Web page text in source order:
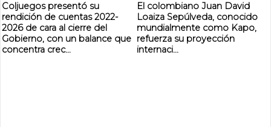
TWITTER
INSTAGRAM
YOUTUBE
Coljuegos presentó su
rendición de cuentas 2022-
2026 de cara al cierre del
Gobierno, con un balance que
concentra crec...
El colombiano Juan David
Loaiza Sepúlveda, conocido
mundialmente como Kapo,
refuerza su proyección
internaci...